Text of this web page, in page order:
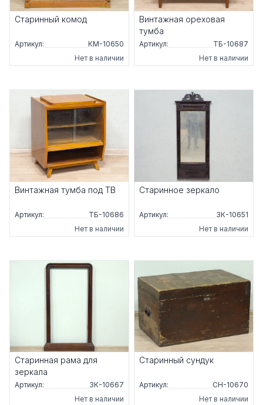
Старинный комод
Артикул:
КМ-10650
Нет в наличии
Винтажная ореховая
тумба
Артикул:
ТБ-10687
Нет в наличии
Винтажная тумба под ТВ
Артикул:
ТБ-10686
Нет в наличии
Старинное зеркало
Артикул:
ЗК-10651
Нет в наличии
Старинная рама для
зеркала
Артикул:
ЗК-10667
Нет в наличии
Старинный сундук
Артикул:
СН-10670
Нет в наличии